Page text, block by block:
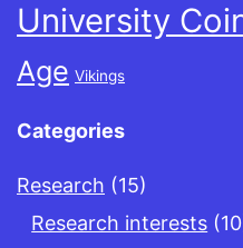
University
Age Vikings
Categories
Research (15)
Research interests